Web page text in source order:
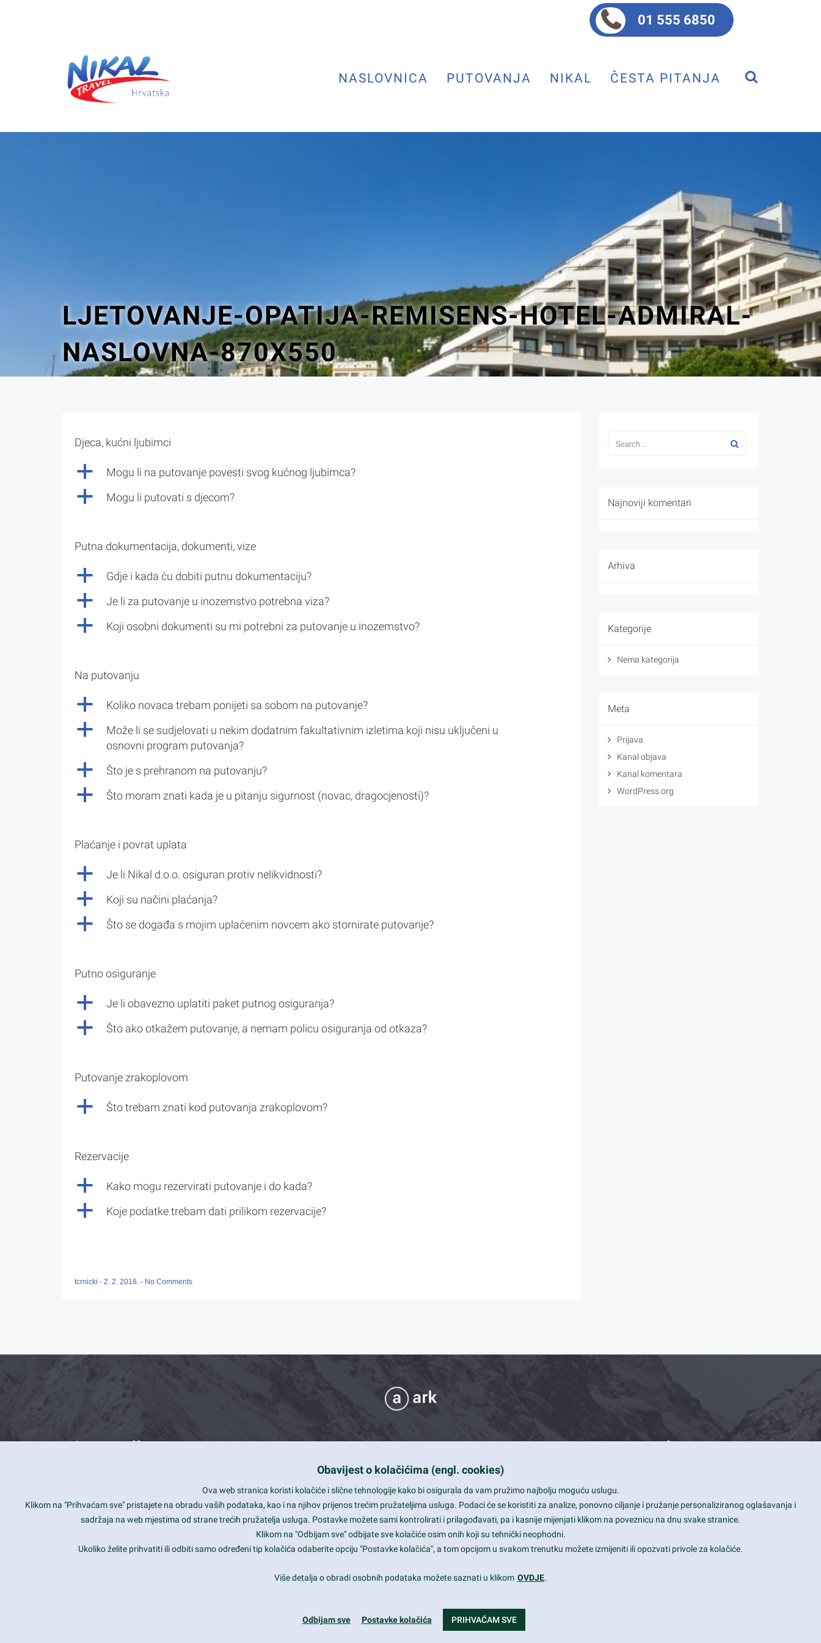
01 555 6850
NASLOVNICA PUTOVANJA NIKAL ČESTA PITANJA
LJETOVANJE-OPATIJA-REMISENS-HOTEL-ADMIRAL-
NASLOVNA-870X550
Djeca, kućni ljubimci
a Mogu li na putovanje povesti svog kućnog ljubimca?
a Mogu li putovati s djecom?
Putna dokumentacija, dokumenti, vize
a Gdje i kada ću dobiti putnu dokumentaciju?
a Je li za putovanje u inozemstvo potrebna viza?
a Koji osobni dokumenti su mi potrebni za putovanje u inozemstvo?
Na putovanju
a Koliko novaca trebam ponijeti sa sobom na putovanje?
a
Može li se sudjelovati u nekim dodatnim fakultativnim izletima koji nisu uključeni u
osnovni program putovanja?
a Što je s prehranom na putovanju?
a Što moram znati kada je u pitanju sigurnost (novac, dragocjenosti)?
Plaćanje i povrat uplata
a Je li Nikal d.o.o. osiguran protiv nelikvidnosti?
a Koji su načini plaćanja?
a Što se događa s mojim uplaćenim novcem ako stornirate putovanje?
Putno osiguranje
a Je li obavezno uplatiti paket putnog osiguranja?
a Što ako otkažem putovanje, a nemam policu osiguranja od otkaza?
Putovanje zrakoplovom
a Što trebam znati kod putovanja zrakoplovom?
Rezervacije
a Kako mogu rezervirati putovanje i do kada?
a Koje podatke trebam dati prilikom rezervacije?
tcrnicki - 2. 2. 2018. - No Comments
Najnoviji komentari
Arhiva
Kategorije
Nema kategorija
Meta
Prijava
Kanal objava
Kanal komentara
WordPress.org
What we offer
Is your website user friendly?
Ark offers weekly stunning designs.
Why our customers love Ark?
Smart and beautiful design
Unlimited Eelements
Mobile ready
Contact Info
View, CA 94043
+1 650-253-0000
Daily: 9:00 am - 6:00 pm
Obavijest o kolačićima (engl. cookies)
Ova web stranica koristi kolačiće i slične tehnologije kako bi osigurala da vam pružimo najbolju moguću uslugu.
Klikom na "Prihvaćam sve" pristajete na obradu vaših podataka, kao i na njihov prijenos trećim pružateljima usluga. Podaci će se koristiti za analize, ponovno ciljanje i pružanje personaliziranog oglašavanja i
sadržaja na web mjestima od strane trećih pružatelja usluga. Postavke možete sami kontrolirati i prilagođavati, pa i kasnije mijenjati klikom na poveznicu na dnu svake stranice.
Klikom na "Odbijam sve" odbijate sve kolačiće osim onih koji su tehnički neophodni.
Ukoliko želite prihvatiti ili odbiti samo određeni tip kolačića odaberite opciju "Postavke kolačića", a tom opcijom u svakom trenutku možete izmijeniti ili opozvati privole za kolačiće.
Više detalja o obradi osobnih podataka možete saznati u klikom OVDJE.
Odbijam sve Postavke kolačića PRIHVAĆAM SVE